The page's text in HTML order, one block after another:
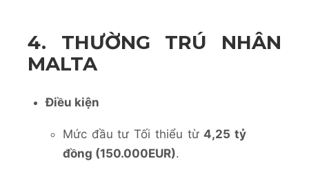
4. THƯỜNG TRÚ NHÂN
MALTA
Điều kiện
Mức đầu tưTối thiểu từ4,25 tỷ
đồng (150.000EUR).